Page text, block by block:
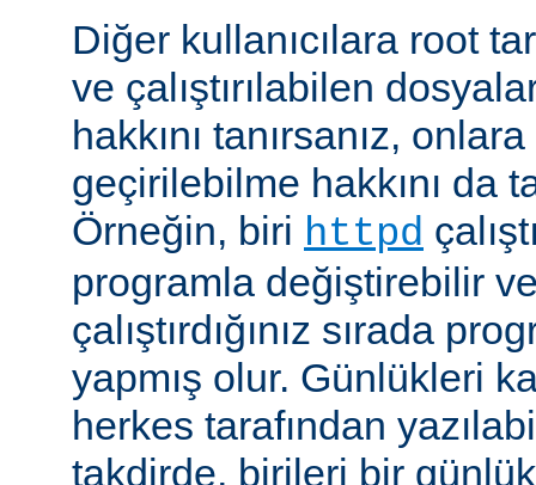
Diğer kullanıcılara root
ve çalıştırılabilen
hakkını tanırsanız,
geçirilebilme hakkını da
Örneğin, biri httpd
programla değiştirebilir
çalıştırdığınız sırada
yapmış olur. Günlükleri
herkes tarafından
takdirde, birileri bir günlük